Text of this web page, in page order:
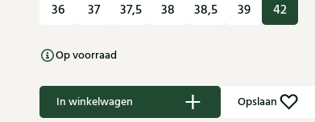
36 37 37,5 38 38,5 39 42
Op voorraad
In winkelwagen Opslaan